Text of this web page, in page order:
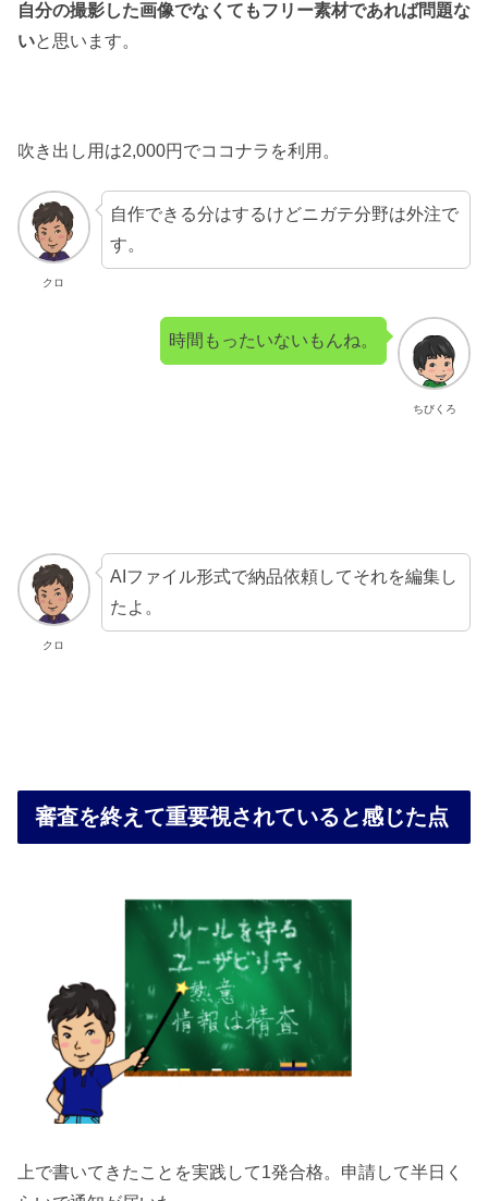
自分の撮影した画像でなくてもフリー素材であれば問題な
いと思います。
吹き出し用は2,000円でココナラを利用。
クロ
自作できる分はするけどニガテ分野は外注で
す。
ちびくろ
時間もったいないもんね。
クロ
AIファイル形式で納品依頼してそれを編集し
たよ。
審査を終えて重要視されていると感じた点
上で書いてきたことを実践して1発合格。申請して半日く